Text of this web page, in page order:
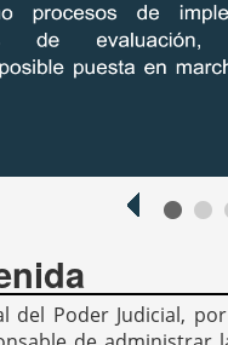
del Poder Judicial,